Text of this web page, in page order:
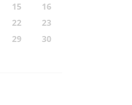
15
16
22
23
29
30